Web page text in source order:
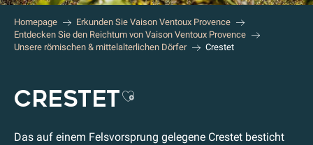
Homepage
Erkunden Sie Vaison Ventoux Provence
Entdecken Sie den Reichtum von Vaison Ventoux Provence
Unsere römischen & mittelalterlichen Dörfer
Crestet
CRESTETAjouter aux favoris
Das auf einem Felsvorsprung gelegene Crestet besticht